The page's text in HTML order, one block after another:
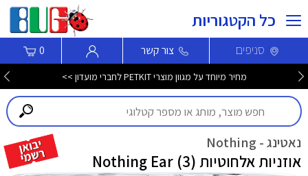
כל הקטגוריות
סניפים צור קשר 0
מחיר מיוחד על מגוון מוצרי PETKIT לחברי מועדון >>
נאטינג - Nothing
אוזניות אלחוטיות Nothing Ear (3)